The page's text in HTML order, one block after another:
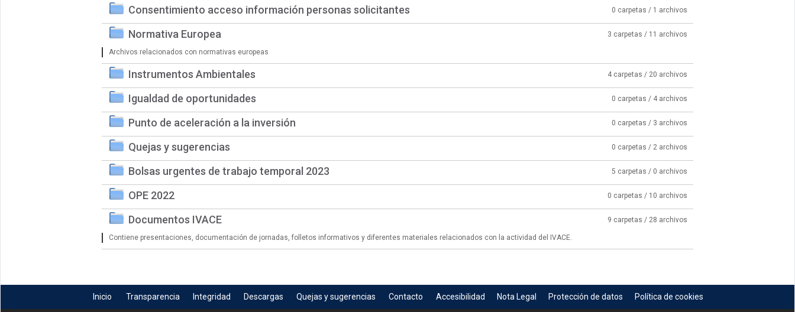
Consentimiento acceso información personas solicitantes 0 carpetas / 1 archivos
Normativa Europea 3 carpetas / 11 archivos
Archivos relacionados con normativas europeas
Instrumentos Ambientales 4 carpetas / 20 archivos
Igualdad de oportunidades 0 carpetas / 4 archivos
Punto de aceleración a la inversión 0 carpetas / 3 archivos
Quejas y sugerencias 0 carpetas / 2 archivos
Bolsas urgentes de trabajo temporal 2023 5 carpetas / 0 archivos
OPE 2022 0 carpetas / 10 archivos
Documentos IVACE 9 carpetas / 28 archivos
Contiene presentaciones, documentación de jornadas, folletos informativos y diferentes materiales relacionados con la actividad del IVACE.
Inicio Transparencia Integridad Descargas Quejas y sugerencias Contacto Accesibilidad Nota Legal Protección de datos Política de cookies